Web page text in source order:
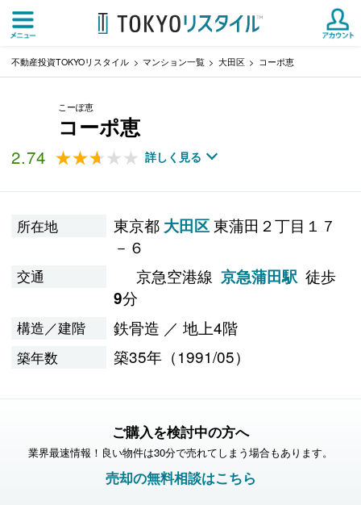
不動産投資TOKYOリスタイル マンション一覧 大田区 コーポ恵
こーぽ恵
コーポ恵
2.74 ★★★★★
★★★★★ 詳しく見る
所在地 東京都 大田区東蒲田２丁目１７
－６
交通 京急空港線 京急蒲田駅 徒歩
9分
構造／建階 鉄骨造 ／ 地上4階
築年数 築35年（1991/05）
ご購入を検討中の方へ
業界最速情報！良い物件は30分で売れてしまう場合もあります。
売却の無料相談はこちら